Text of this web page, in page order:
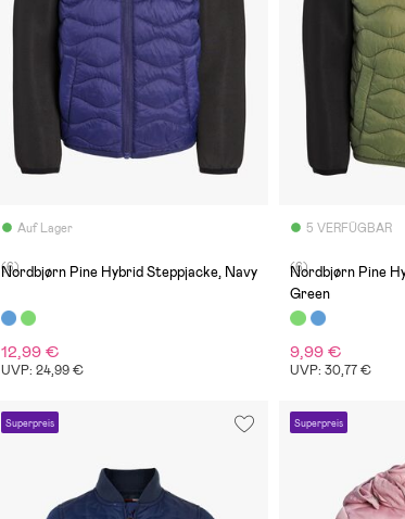
Auf Lager
(6)
Nordbjørn Pine Hybrid Steppjacke, Navy
12,99 €
UVP: 24,99 €
5 VERFÜGBAR
(6)
Nordbjørn Pine
Green
9,99 €
UVP: 30,77 €
Superpreis Superpreis